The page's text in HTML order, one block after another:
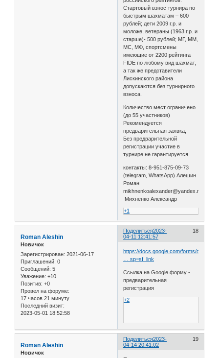
Стартовый взнос турнира по
быстрым шахматам – 600
рублей; дети 2009 г.р. и
моложе, ветераны (1963 г.р. и
старше)- 500 рублей; МГ, ММ,
МС, МФ, спортсмены
имеющие от 2200 рейтинга
FIDE по любому вид шахмат,
а так же представители
Лискинского района
допускаются без турнирного
взноса.
Количество мест ограничено
(до 55 участников)
Рекомендуется
предварительная заявка,
Без предварительной
регистрации участие в
турнире не гарантируется.
контакты: 8-951-875-09-73
(telegram, WhatsApp) Алешин
Роман
mikhnenkoalexander@yandex.ru
Михненко Александр
+1
Поделиться 18
2023-
04-11 12:41:57
Roman Aleshin
Новичок
Зарегистрирован: 2021-06-17
Приглашений: 0
Сообщений: 5
Уважение: +10
Позитив: +0
Провел на форуме:
17 часов 21 минуту
Последний визит:
2023-05-01 18:52:58
https://docs.google.com/forms/d/e/1FAIp
… sp=sf_link
Ссылка на Google форму -
предварительная
регистрация
+2
Поделиться 19
2023-
04-14 20:41:02
Roman Aleshin
Новичок